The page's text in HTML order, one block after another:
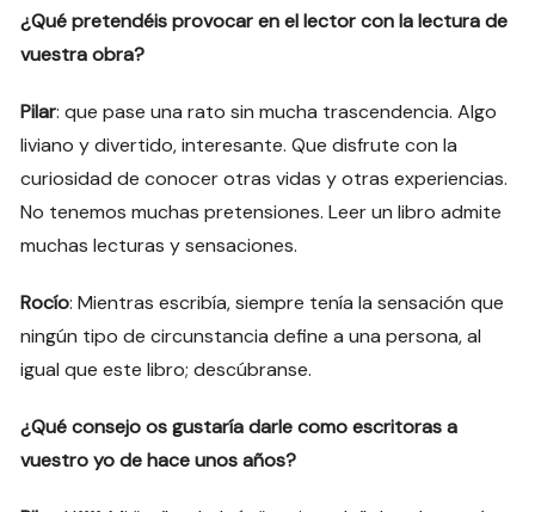
¿Qué pretendéis provocar en el lector con la lectura de
vuestra obra?
Pilar: que pase una rato sin mucha trascendencia. Algo
liviano y divertido, interesante. Que disfrute con la
curiosidad de conocer otras vidas y otras experiencias.
No tenemos muchas pretensiones. Leer un libro admite
muchas lecturas y sensaciones.
Rocío: Mientras escribía, siempre tenía la sensación que
ningún tipo de circunstancia define a una persona, al
igual que este libro; descúbranse.
¿Qué consejo os gustaría darle como escritoras a
vuestro yo de hace unos años?